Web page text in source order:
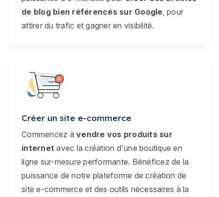
de blog bien référencés sur Google , pour
attirer du trafic et gagner en visibilité.
Créer un site e-commerce
Commencez à vendre vos produits sur
internet avec la création d'une boutique en
ligne sur-mesure performante. Bénéficez de la
puissance de notre plateforme de création de
site e-commerce et des outils nécessaires à la